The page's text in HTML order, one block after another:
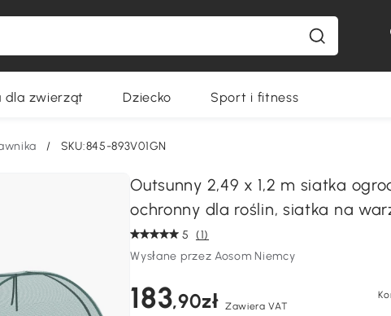
dla zwierząt Dziecko Sport i fitness
/ SKU:845-893V01GN
Outsunny 2,49 x 1,2 m siatka
ochronny dla roślin, siatka na
5 (1)
Wysłane przez Aosom Niemcy
183,90zł Zawiera VAT